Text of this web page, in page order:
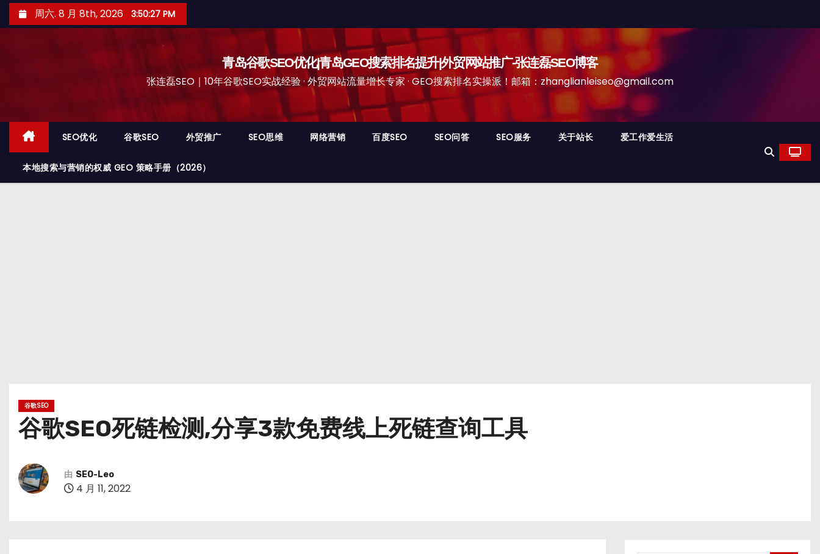
至
周六. 8 月 8th, 2026 3:50:28 PM
青岛谷歌SEO优化|青岛GEO搜索排名提升|外贸网站推广-张连磊SEO博客
张连磊SEO｜10年谷歌SEO实战经验 · 外贸网站流量增长专家 · GEO搜索排名实操派！邮箱：zhanglianleiseo@gmail.com
SEO优化 谷歌SEO 外贸推广 SEO思维 网络营销 百度SEO SEO问答 SEO服务 关于站长 爱工作爱生活
本地搜索与营销的权威 GEO 策略手册（2026）
谷歌SEO
谷歌SEO死链检测,分享3款免费线上死链查询工具
由 SEO-Leo
4 月 11, 2022